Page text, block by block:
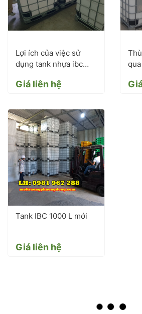
Lợi ích của việc sử
dụng tank nhựa ibc
Giá liên hệ
Tank IBC 1000 L mới
Giá liên hệ